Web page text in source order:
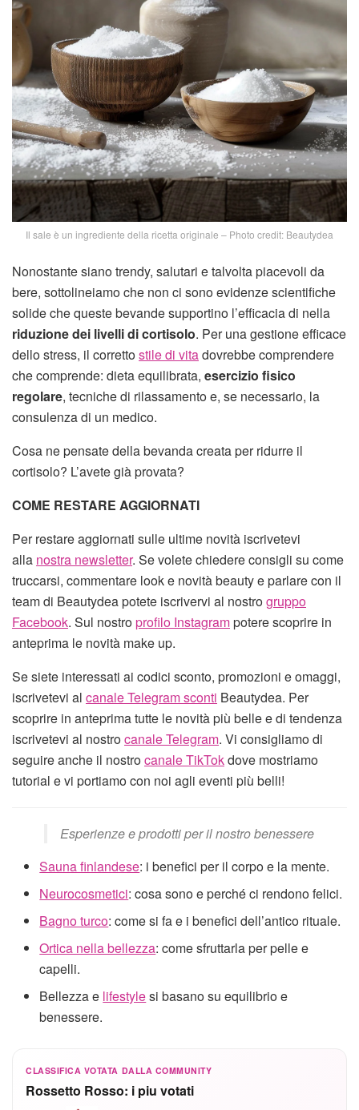
Il sale è un ingrediente della ricetta originale – Photo credit: Beautydea
Nonostante siano trendy, salutari e talvolta piacevoli da
bere, sottolineiamo che non ci sono evidenze scientifiche
solide che queste bevande supportino l’efficacia di nella
riduzione dei livelli di cortisolo. Per una gestione efficace
dello stress, il correttostile di vitadovrebbe comprendere
che comprende: dieta equilibrata, esercizio fisico
regolare, tecniche di rilassamento e, se necessario, la
consulenza di un medico.
Cosa ne pensate della bevanda creata per ridurre il
cortisolo? L’avete già provata?
COME RESTARE AGGIORNATI
Per restare aggiornati sulle ultime novità iscrivetevi
alla nostra newsletter. Se volete chiedere consigli su come
truccarsi, commentare look e novità beauty e parlare con il
team di Beautydea potete iscrivervi al nostrogruppo
Facebook. Sul nostroprofilo Instagrampotere scoprire in
anteprima le novità make up.
Se siete interessati ai codici sconto, promozioni e omaggi,
iscrivetevi al canale Telegram sconti Beautydea. Per
scoprire in anteprima tutte le novità più belle e di tendenza
iscrivetevi al nostrocanale Telegram. Vi consigliamo di
seguire anche il nostrocanale TikTokdove mostriamo
tutorial e vi portiamo con noi agli eventi più belli!
Esperienze e prodotti per il nostro benessere
Sauna finlandese: i benefici per il corpo e la mente.
Neurocosmetici: cosa sono e perché ci rendono felici.
Bagno turco: come si fa e i benefici dell’antico rituale.
Ortica nella bellezza: come sfruttarla per pelle e
capelli.
Bellezza e lifestylesi basano su equilibrio e
benessere.
CLASSIFICA VOTATA DALLA COMMUNITY
Rossetto Rosso: i piu votati